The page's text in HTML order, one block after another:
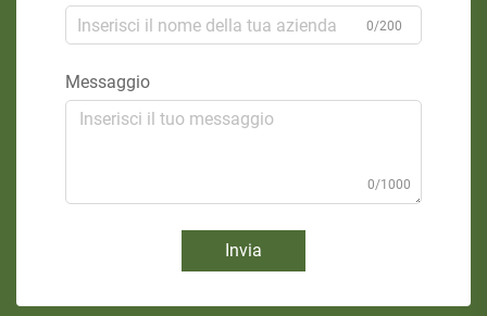
0/200
Messaggio
0/1000
Invia